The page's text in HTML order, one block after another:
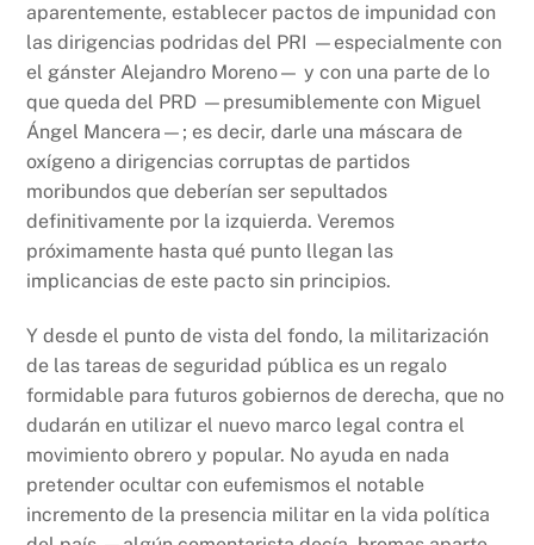
aparentemente, establecer pactos de impunidad con
las dirigencias podridas del PRI —especialmente con
el gánster Alejandro Moreno— y con una parte de lo
que queda del PRD —presumiblemente con Miguel
Ángel Mancera—; es decir, darle una máscara de
oxígeno a dirigencias corruptas de partidos
moribundos que deberían ser sepultados
definitivamente por la izquierda. Veremos
próximamente hasta qué punto llegan las
implicancias de este pacto sin principios.
Y desde el punto de vista del fondo, la militarización
de las tareas de seguridad pública es un regalo
formidable para futuros gobiernos de derecha, que no
dudarán en utilizar el nuevo marco legal contra el
movimiento obrero y popular. No ayuda en nada
pretender ocultar con eufemismos el notable
incremento de la presencia militar en la vida política